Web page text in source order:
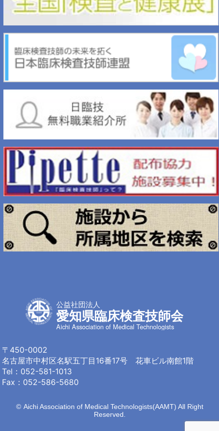
公益社団法人
愛知県臨床検査技師会
Aichi Association of Medical Technologists
〒450-0002
名古屋市中村区名駅五丁目16番17号 花車ビル南館1階
Tel： 052-581-1013
Fax：052-586-5680
© Aichi Association of Medical Technologists(AAMT) All Right
Reserved.